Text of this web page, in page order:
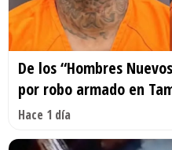
De los “Hombres
por robo armado en
Hace 1 día